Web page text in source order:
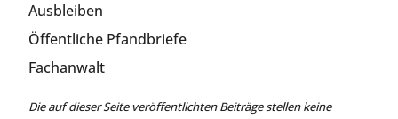
Ausbleiben
Öffentliche Pfandbriefe
Fachanwalt
Die auf dieser Seite veröffentlichten Beiträge stellen keine